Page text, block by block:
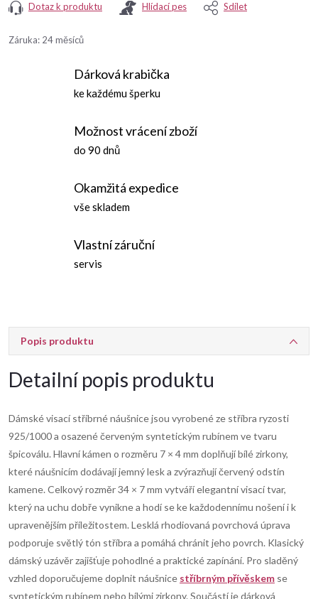
Dotaz k produktu Hlídací pes Sdílet
Záruka: 24 měsíců
Dárková krabička
ke každému šperku
Možnost vrácení zboží
do 90 dnů
Okamžitá expedice
vše skladem
Vlastní záruční
servis
Popis produktu
Detailní popis produktu
Dámské visací stříbrné náušnice jsou vyrobené ze stříbra ryzosti
925/1000 a osazené červeným syntetickým rubínem ve tvaru
špicoválu. Hlavní kámen o rozměru 7 × 4 mm doplňují bílé zirkony,
které náušnicím dodávají jemný lesk a zvýrazňují červený odstín
kamene. Celkový rozměr 34 × 7 mm vytváří elegantní visací tvar,
který na uchu dobře vynikne a hodí se ke každodennímu nošení i k
upravenějším příležitostem. Lesklá rhodiovaná povrchová úprava
podporuje světlý tón stříbra a pomáhá chránit jeho povrch. Klasický
dámský uzávěr zajišťuje pohodlné a praktické zapínání. Pro sladěný
vzhled doporučujeme doplnit náušnice stříbrným přívěskem se
syntetickým rubínem nebo bílými zirkony. Součástí je dárková